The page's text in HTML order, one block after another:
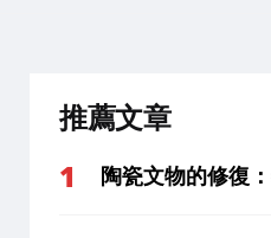
推薦文章
陶瓷文物的修復